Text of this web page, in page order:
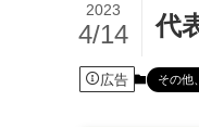
代
2023
4/14
広告 その他